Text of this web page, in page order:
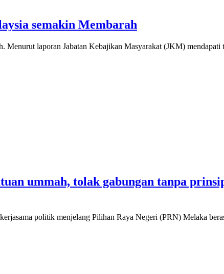
semakin Membarah
Menurut laporan Jabatan Kebajikan Masyarakat (JKM)
ummah, tolak gabungan tanpa
politik menjelang Pilihan Raya Negeri (PRN) Melaka